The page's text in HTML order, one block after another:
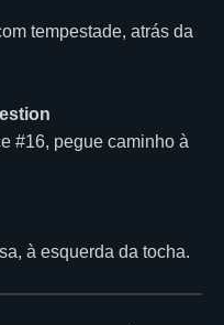
tempestade, atrás da
#16, pegue caminho à
à esquerda da tocha.